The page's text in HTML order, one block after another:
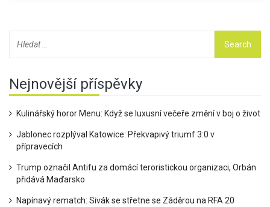
Nejnovější příspěvky
Kulinářský horor Menu: Když se luxusní večeře změní v boj o život
Jablonec rozplýval Katowice: Překvapivý triumf 3:0 v
přípravecích
Trump označil Antifu za domácí teroristickou organizaci, Orbán
přidává Maďarsko
Napínavý rematch: Sivák se střetne se Záděrou na RFA 20